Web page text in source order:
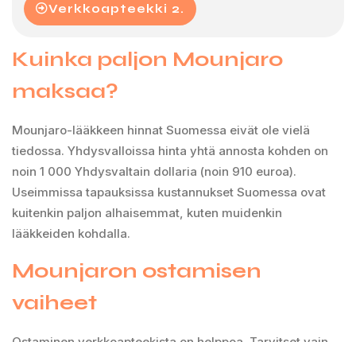
Verkkoapteekki 2.
Kuinka paljon Mounjaro
maksaa?
Mounjaro-lääkkeen hinnat Suomessa eivät ole vielä
tiedossa. Yhdysvalloissa hinta yhtä annosta kohden on
noin 1 000 Yhdysvaltain dollaria (noin 910 euroa).
Useimmissa tapauksissa kustannukset Suomessa ovat
kuitenkin paljon alhaisemmat, kuten muidenkin
lääkkeiden kohdalla.
Mounjaron ostamisen
vaiheet